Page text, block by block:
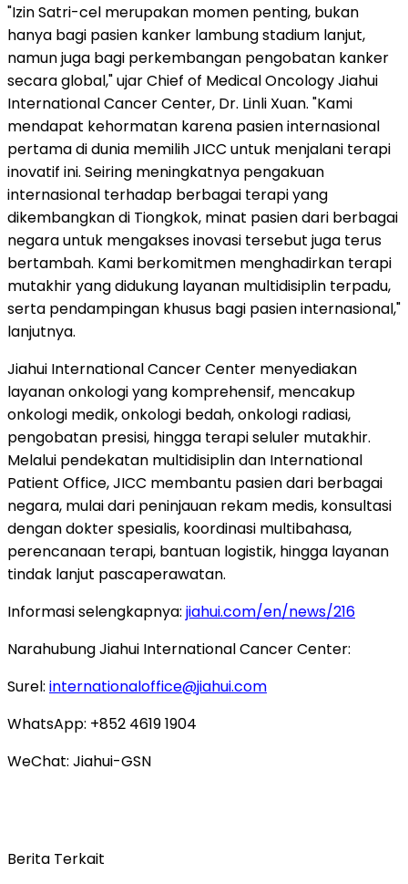
"Izin Satri-cel merupakan momen penting, bukan
hanya bagi pasien kanker lambung stadium lanjut,
namun juga bagi perkembangan pengobatan kanker
secara global," ujar Chief of Medical Oncology Jiahui
International Cancer Center, Dr. Linli Xuan. "Kami
mendapat kehormatan karena pasien internasional
pertama di dunia memilih JICC untuk menjalani terapi
inovatif ini. Seiring meningkatnya pengakuan
internasional terhadap berbagai terapi yang
dikembangkan di Tiongkok, minat pasien dari berbagai
negara untuk mengakses inovasi tersebut juga terus
bertambah. Kami berkomitmen menghadirkan terapi
mutakhir yang didukung layanan multidisiplin terpadu,
serta pendampingan khusus bagi pasien internasional,"
lanjutnya.
Jiahui International Cancer Center menyediakan
layanan onkologi yang komprehensif, mencakup
onkologi medik, onkologi bedah, onkologi radiasi,
pengobatan presisi, hingga terapi seluler mutakhir.
Melalui pendekatan multidisiplin dan International
Patient Office, JICC membantu pasien dari berbagai
negara, mulai dari peninjauan rekam medis, konsultasi
dengan dokter spesialis, koordinasi multibahasa,
perencanaan terapi, bantuan logistik, hingga layanan
tindak lanjut pascaperawatan.
Informasi selengkapnya: jiahui.com/en/news/216
Narahubung Jiahui International Cancer Center:
Surel: internationaloffice@jiahui.com
WhatsApp: +852 4619 1904
WeChat: Jiahui-GSN
Berita Terkait